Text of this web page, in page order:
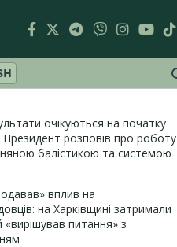
очікуються на початку
Президент розповів про роботу
балістикою та системою
вплив на
на Харківщині затримали
«вирішував питання» з